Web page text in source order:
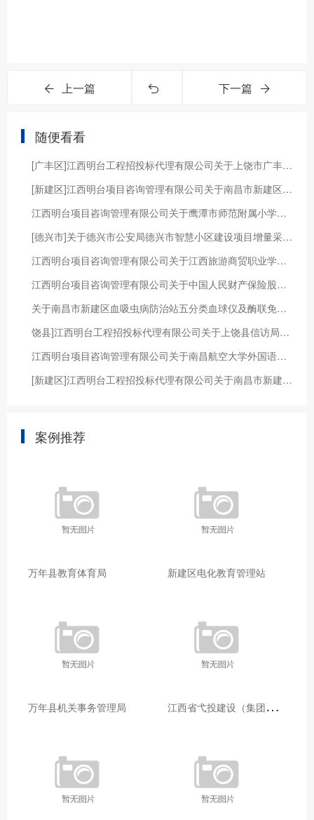
上一篇 下一篇
随便看看
[广丰区]江西明台工程招投标代理有限公司关于上饶市广丰区芦林大桥拓宽改造工程建设项目指挥部的芦林大桥栏杆工程项目（项目编号：JXMTZFCG-2017-037#）竞争性谈判采购公告
[新建区]江西明台项目咨询管理有限公司关于南昌市新建区血吸虫病防治站2024年度新建区血吸虫病防治项目查螺工作劳务外包（JXMTZFCG【2024】052）的电子化公开招标公告
江西明台项目咨询管理有限公司关于鹰潭市师范附属小学、鹰潭市八一小学、鹰潭市第八小学联合购买2025年四年级学生“会水行动”游泳课程项目竞争性谈判采购公告
[德兴市]关于德兴市公安局德兴市智慧小区建设项目增量采购单一来源征求意见公示
江西明台项目咨询管理有限公司关于江西旅游商贸职业学院经管学院现代物流管理双高专业群新形态教材建设项目（JXMTZFCG【2024】071）竞争性磋商采购公告
江西明台项目咨询管理有限公司关于中国人民财产保险股份有限公司江西省分公司社会保险代理服务项目（JXMTZFCG【2022】069）的第二次竞争性谈判采购公告
关于南昌市新建区血吸虫病防治站五分类血球仪及酶联免疫反应加速仪采购项目（JXMTZFCG【2020】030）竞争性磋商采购公告
饶县]江西明台工程招投标代理有限公司关于上饶县信访局高清视频会议系统（采购编号：JXMTZFCG-2018-005#）竞争性谈判采购公告
江西明台项目咨询管理有限公司关于南昌航空大学外国语学院2024年度英语课程录制服务项目（JXMTZFCG【2024】226）的公开比选公告
[新建区]江西明台工程招投标代理有限公司关于南昌市新建区教育体育局委托全区校园安防设施建设项目（JXMTZFCG【2020】077）电子化公开招标的公告
案例推荐
万年县教育体育局 新建区电化教育管理站
万年县机关事务管理局 江
西省弋投建设（集团）有限公司